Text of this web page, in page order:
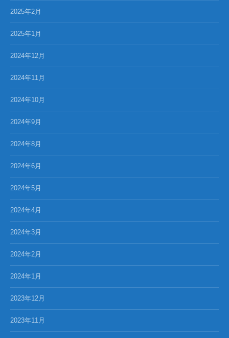
2025年2月
2025年1月
2024年12月
2024年11月
2024年10月
2024年9月
2024年8月
2024年6月
2024年5月
2024年4月
2024年3月
2024年2月
2024年1月
2023年12月
2023年11月